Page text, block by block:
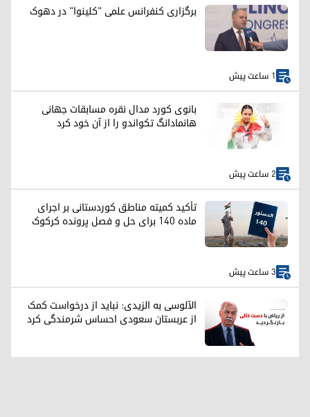
برگزاری کنفرانس علمی "کلینوا" در دهوک
1 ساعت پیش
بانوی کورد مدال نقره مسابقات جهانی
هانمادانگ تکواندو را از آن خود کرد
2 ساعت پیش
تأکید کمیته مناطق کوردستانی بر اجرای
ماده ۱۴۰ برای حل و فصل پرونده کرکوک
3 ساعت پیش
الآلوسی به الزیدی: نباید از درخواست کمک
از عربستان سعودی احساس شرمندگی کرد